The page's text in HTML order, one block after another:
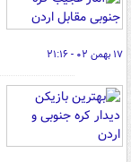
۱۷ بهمن ۰۲ - ۲۱:۱۶